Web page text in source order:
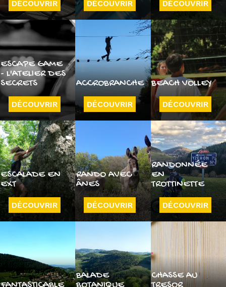
DÉCOUVRIR DÉCOUVRIR DÉCOUVRIR
ESCAPE GAME
- L'ATELIER DES
SECRETS
DÉCOUVRIR
ACCROBRANCHE
DÉCOUVRIR
BEACH VOLLEY
DÉCOUVRIR
ESCALADE EN
EXT
DÉCOUVRIR
RANDO AVEC
ÂNES
DÉCOUVRIR
RANDONNÉE
EN
TROTTINETTE
DÉCOUVRIR
BALADE
CHASSE AU